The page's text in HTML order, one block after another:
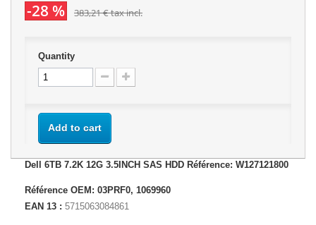
-28 % 383,21 €tax incl.
Quantity
Add to cart
Dell 6TB 7.2K 12G 3.5INCH SAS HDD Référence: W127121800
Référence OEM: 03PRF0, 1069960
EAN 13 : 5715063084861